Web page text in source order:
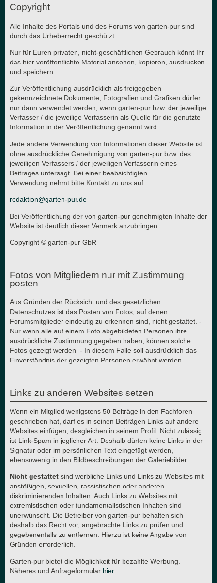
Copyright
Alle Inhalte des Portals und des Forums von garten-pur sind
durch das Urheberrecht geschützt:
Nur für Euren privaten, nicht-geschäftlichen Gebrauch könnt Ihr
das hier veröffentlichte Material ansehen, kopieren, ausdrucken
und speichern.
Zur Veröffentlichung ausdrücklich als freigegeben
gekennzeichnete Dokumente, Fotografien und Grafiken dürfen
nur dann verwendet werden, wenn garten-pur bzw. der jeweilige
Verfasser / die jeweilige Verfasserin als Quelle für die genutzte
Information in der Veröffentlichung genannt wird.
Jede andere Verwendung von Informationen dieser Website ist
ohne ausdrückliche Genehmigung von garten-pur bzw. des
jeweiligen Verfassers / der jeweiligen Verfasserin eines
Beitrages untersagt. Bei einer beabsichtigten
Verwendung nehmt bitte Kontakt zu uns auf:
redaktion@garten-pur.de
Bei Veröffentlichung der von garten-pur genehmigten Inhalte der
Website ist deutlich dieser Vermerk anzubringen:
Copyright © garten-pur GbR
Fotos von Mitgliedern nur mit Zustimmung
posten
Aus Gründen der Rücksicht und des gesetzlichen
Datenschutzes ist das Posten von Fotos, auf denen
Forumsmitglieder eindeutig zu erkennen sind, nicht gestattet. -
Nur wenn alle auf einem Foto abgebildeten Personen ihre
ausdrückliche Zustimmung gegeben haben, können solche
Fotos gezeigt werden. - In diesem Falle soll ausdrücklich das
Einverständnis der gezeigten Personen erwähnt werden.
Links zu anderen Websites setzen
Wenn ein Mitglied wenigstens 50 Beiträge in den Fachforen
geschrieben hat, darf es in seinen Beiträgen Links auf andere
Websites einfügen, desgleichen in seinem Profil. Nicht zulässig
ist Link-Spam in jeglicher Art. Deshalb dürfen keine Links in der
Signatur oder im persönlichen Text eingefügt werden,
ebensowenig in den Bildbeschreibungen der Galeriebilder .
Nicht gestattet sind werbliche Links und Links zu Websites mit
anstößigen, sexuellen, rassistischen oder anderen
diskriminierenden Inhalten. Auch Links zu Websites mit
extremistischen oder fundamentalistischen Inhalten sind
unerwünscht. Die Betreiber von garten-pur behalten sich
deshalb das Recht vor, angebrachte Links zu prüfen und
gegebenenfalls zu entfernen. Hierzu ist keine Angabe von
Gründen erforderlich.
Garten-pur bietet die Möglichkeit für bezahlte Werbung.
Näheres und Anfrageformular hier